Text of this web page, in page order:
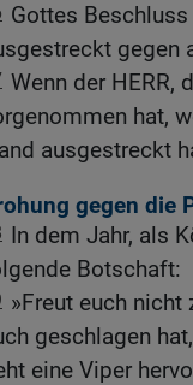
Gottes
gegen
Wenn der HERR,
hat,
ausgestreckt
gegen die
In dem Jahr, als
Botschaft:
»Freut euch
geschlagen
eine Viper